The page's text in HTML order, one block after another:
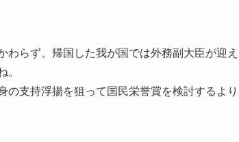
らず、帰国した我が国では外務副大臣が迎え
。
支持浮揚を狙って国民栄誉賞を検討するより